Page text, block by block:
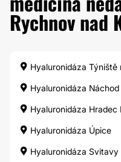
Rychnov nad
Hyaluronidáza Týniště
Hyaluronidáza Náchod
Hyaluronidáza Hradec
Hyaluronidáza Úpice
Hyaluronidáza Svitavy